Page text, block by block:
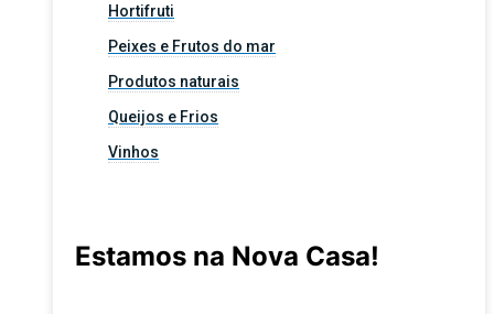
Hortifruti
Peixes e Frutos do mar
Produtos naturais
Queijos e Frios
Vinhos
Estamos na Nova Casa!